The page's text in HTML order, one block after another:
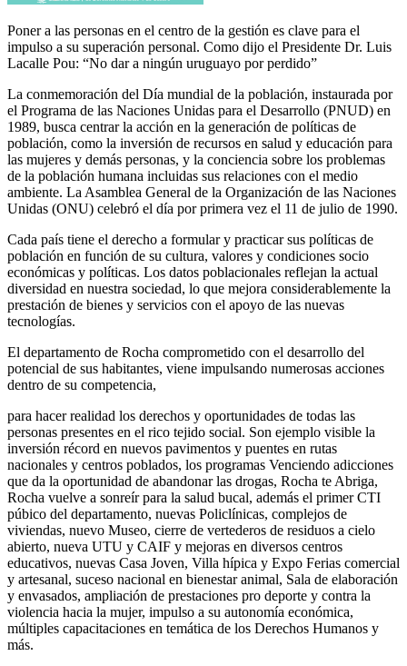
Poner a las personas en el centro de la gestión es clave para el
impulso a su superación personal. Como dijo el Presidente Dr. Luis
Lacalle Pou: “No dar a ningún uruguayo por perdido”
La conmemoración del Día mundial de la población, instaurada por
el Programa de las Naciones Unidas para el Desarrollo (PNUD) en
1989, busca centrar la acción en la generación de políticas de
población, como la inversión de recursos en salud y educación para
las mujeres y demás personas, y la conciencia sobre los problemas
de la población humana incluidas sus relaciones con el medio
ambiente. La Asamblea General de la Organización de las Naciones
Unidas (ONU) celebró el día por primera vez el 11 de julio de 1990.
Cada país tiene el derecho a formular y practicar sus políticas de
población en función de su cultura, valores y condiciones socio
económicas y políticas. Los datos poblacionales reflejan la actual
diversidad en nuestra sociedad, lo que mejora considerablemente la
prestación de bienes y servicios con el apoyo de las nuevas
tecnologías.
El departamento de Rocha comprometido con el desarrollo del
potencial de sus habitantes, viene impulsando numerosas acciones
dentro de su competencia,
para hacer realidad los derechos y oportunidades de todas las
personas presentes en el rico tejido social. Son ejemplo visible la
inversión récord en nuevos pavimentos y puentes en rutas
nacionales y centros poblados, los programas Venciendo adicciones
que da la oportunidad de abandonar las drogas, Rocha te Abriga,
Rocha vuelve a sonreír para la salud bucal, además el primer CTI
púbico del departamento, nuevas Policlínicas, complejos de
viviendas, nuevo Museo, cierre de vertederos de residuos a cielo
abierto, nueva UTU y CAIF y mejoras en diversos centros
educativos, nuevas Casa Joven, Villa hípica y Expo Ferias comercial
y artesanal, suceso nacional en bienestar animal, Sala de elaboración
y envasados, ampliación de prestaciones pro deporte y contra la
violencia hacia la mujer, impulso a su autonomía económica,
múltiples capacitaciones en temática de los Derechos Humanos y
más.